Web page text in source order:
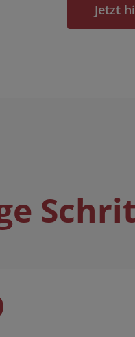
Jetzt